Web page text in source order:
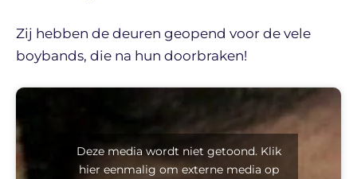
Zij hebben de deuren geopend voor de vele
boybands, die na hun doorbraken!
Deze media wordt niet getoond. Klik
hier eenmalig om externe media op